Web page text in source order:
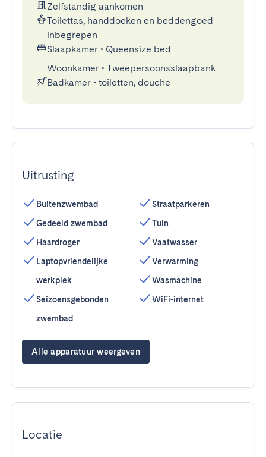
Zelfstandig aankomen
Toilettas, handdoeken en beddengoed
inbegrepen
Slaapkamer • Queensize bed
Woonkamer • Tweepersoonsslaapbank
Badkamer • toiletten, douche
Uitrusting
Buitenzwembad
Gedeeld zwembad
Haardroger
Laptopvriendelijke
werkplek
Seizoensgebonden
zwembad
Straatparkeren
Tuin
Vaatwasser
Verwarming
Wasmachine
WiFi-internet
Alle apparatuur weergeven
Locatie